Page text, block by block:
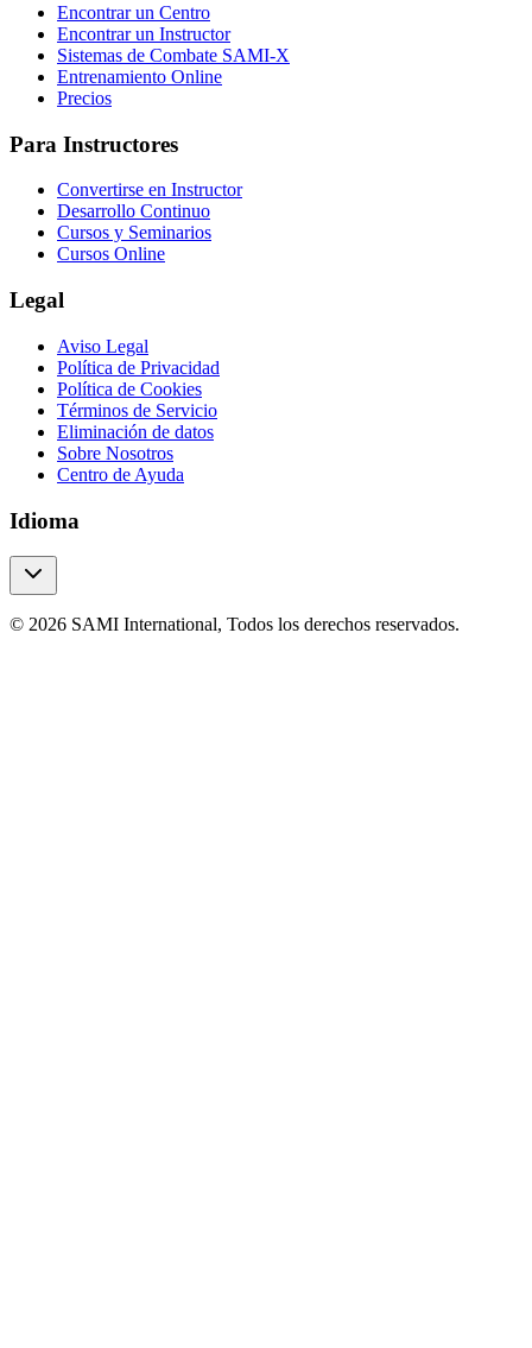
Encontrar un Centro
Encontrar un Instructor
Sistemas de Combate SAMI-X
Entrenamiento Online
Precios
Para Instructores
Convertirse en Instructor
Desarrollo Continuo
Cursos y Seminarios
Cursos Online
Legal
Aviso Legal
Política de Privacidad
Política de Cookies
Términos de Servicio
Eliminación de datos
Sobre Nosotros
Centro de Ayuda
Idioma
© 2026 SAMI International, Todos los derechos reservados.